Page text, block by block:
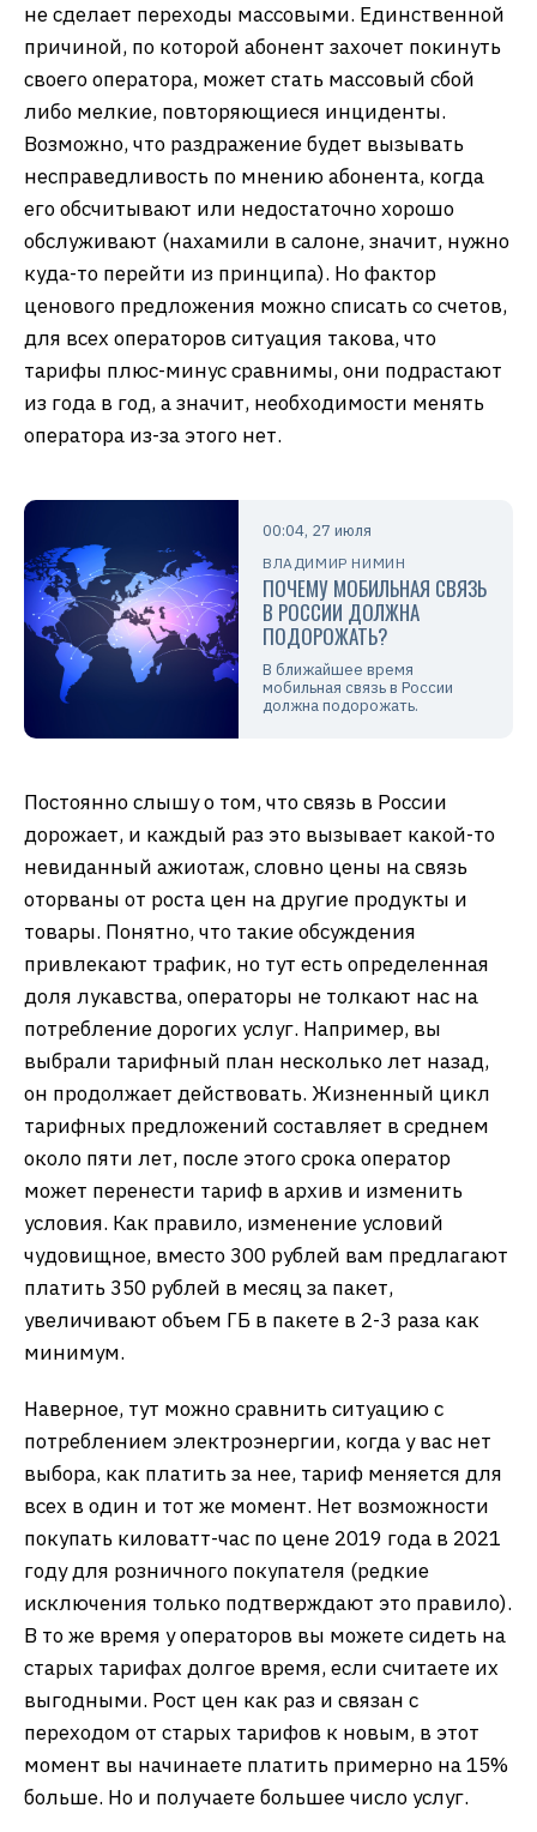
не сделает переходы массовыми. Единственной
причиной, по которой абонент захочет покинуть
своего оператора, может стать массовый сбой
либо мелкие, повторяющиеся инциденты.
Возможно, что раздражение будет вызывать
несправедливость по мнению абонента, когда
его обсчитывают или недостаточно хорошо
обслуживают (нахамили в салоне, значит, нужно
куда-то перейти из принципа). Но фактор
ценового предложения можно списать со счетов,
для всех операторов ситуация такова, что
тарифы плюс-минус сравнимы, они подрастают
из года в год, а значит, необходимости менять
оператора из-за этого нет.
00:04, 27 июля
ВЛАДИМИР НИМИН
ПОЧЕМУ МОБИЛЬНАЯ СВЯЗЬ
В РОССИИ ДОЛЖНА
ПОДОРОЖАТЬ?
В ближайшее время
мобильная связь в России
должна подорожать.
Постоянно слышу о том, что связь в России
дорожает, и каждый раз это вызывает какой-то
невиданный ажиотаж, словно цены на связь
оторваны от роста цен на другие продукты и
товары. Понятно, что такие обсуждения
привлекают трафик, но тут есть определенная
доля лукавства, операторы не толкают нас на
потребление дорогих услуг. Например, вы
выбрали тарифный план несколько лет назад,
он продолжает действовать. Жизненный цикл
тарифных предложений составляет в среднем
около пяти лет, после этого срока оператор
может перенести тариф в архив и изменить
условия. Как правило, изменение условий
чудовищное, вместо 300 рублей вам предлагают
платить 350 рублей в месяц за пакет,
увеличивают объем ГБ в пакете в 2-3 раза как
минимум.
Наверное, тут можно сравнить ситуацию с
потреблением электроэнергии, когда у вас нет
выбора, как платить за нее, тариф меняется для
всех в один и тот же момент. Нет возможности
покупать киловатт-час по цене 2019 года в 2021
году для розничного покупателя (редкие
исключения только подтверждают это правило).
В то же время у операторов вы можете сидеть на
старых тарифах долгое время, если считаете их
выгодными. Рост цен как раз и связан с
переходом от старых тарифов к новым, в этот
момент вы начинаете платить примерно на 15%
больше. Но и получаете большее число услуг.